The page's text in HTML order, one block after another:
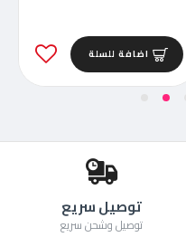
اضافة للسلة
توصيل سريع
توصيل وشحن سريع